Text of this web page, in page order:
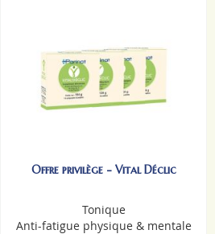
Offre privilège - Vital Déclic
Tonique
Anti-fatigue physique & mentale